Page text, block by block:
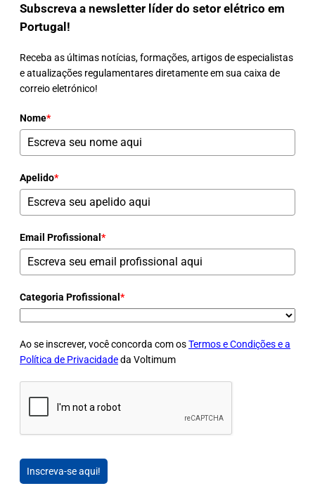
Subscreva a newsletter líder do setor elétrico em
Portugal!
Receba as últimas notícias, formações, artigos de especialistas
e atualizações regulamentares diretamente em sua caixa de
correio eletrónico!
Nome*
Apelido*
Email Profissional *
Categoria Profissional *
Ao se inscrever, você concorda com osTermos e Condições e a
Política de Privacidadeda Voltimum
Inscreva-se aqui!